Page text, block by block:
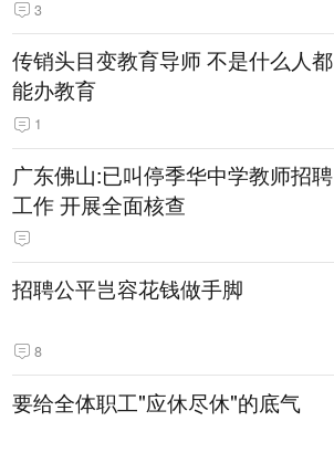
3
传销头目变教育导师 不是什么人都
能办教育
1
广东佛山:已叫停季华中学教师招聘
工作 开展全面核查
招聘公平岂容花钱做手脚
8
要给全体职工"应休尽休"的底气